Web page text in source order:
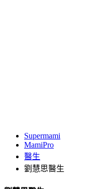
Supermami
MamiPro
醫生
劉慧思醫生